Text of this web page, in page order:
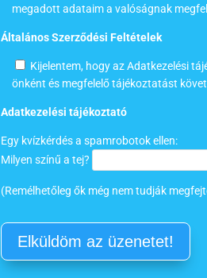
megadott adataim a valóságnak
Általános Szerződési Feltételek
Kijelentem, hogy az Adatkezelési
önként és megfelelő tájékoztatást
Adatkezelési tájékoztató
Egy kvízkérdés a spamrobotok ellen:
Milyen színű a tej?
(Remélhetőleg ők még nem tudják